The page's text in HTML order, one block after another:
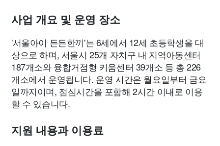
사업 개요 및 운영 장소
'서울아이 든든한끼'는 6세에서 12세 초등학생을 대
상으로 하며, 서울시 25개 자치구 내 지역아동센터
187개소와 융합거점형 키움센터 39개소 등 총 226
개소에서 운영됩니다. 운영 시간은 월요일부터 금요
일까지이며, 점심시간을 포함해 2시간 이내로 이용
할 수 있습니다.
지원 내용과 이용료